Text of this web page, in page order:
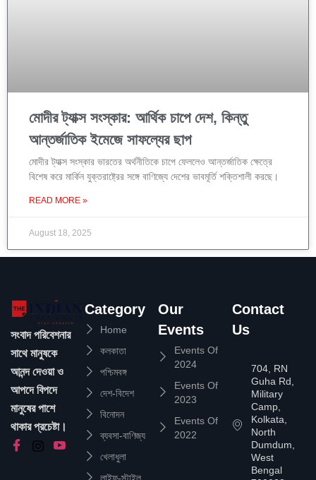
মোদীর ট্যাক্স সংস্কার: আর্থিক চাপে দেশ, কিন্তু
আন্তর্জাতিক ইমেজে সাফল্যের ছাপ
মোদীর ট্যাক্স সংস্কার ভারতের অর্থনীতিকে চাপে ফেললেও আন্তর্জাতিক ক্ষেত্রে
বিশেষ করে মার্কিন যুক্তরাষ্ট্রের সঙ্গে বাণিজ্যে দেশের ভাবমূর্তি শক্তিশালী করছে।
READ MORE »
August 18, 2025
সংবাদ পরিবেশনার
সাথে মানুষকে
আনন্দ দেওয়া ও
আপদে বিপদে
মানুষের পাশে
থাকার প্রচেষ্টা।
Category
Home
কলকাতা
পশ্চিমবঙ্গ
দেশ-বিদেশ
বিনোদন
ব্যবসা-বাণিজ্য
খেলাধুলা
Our
Events
Events Of
2024
Events Of
2023
Events Of
2022
Contact
Us
704, RN
Guha Rd,
Military
Camp,
Kolkata,
North
Dumdum,
West
Bengal